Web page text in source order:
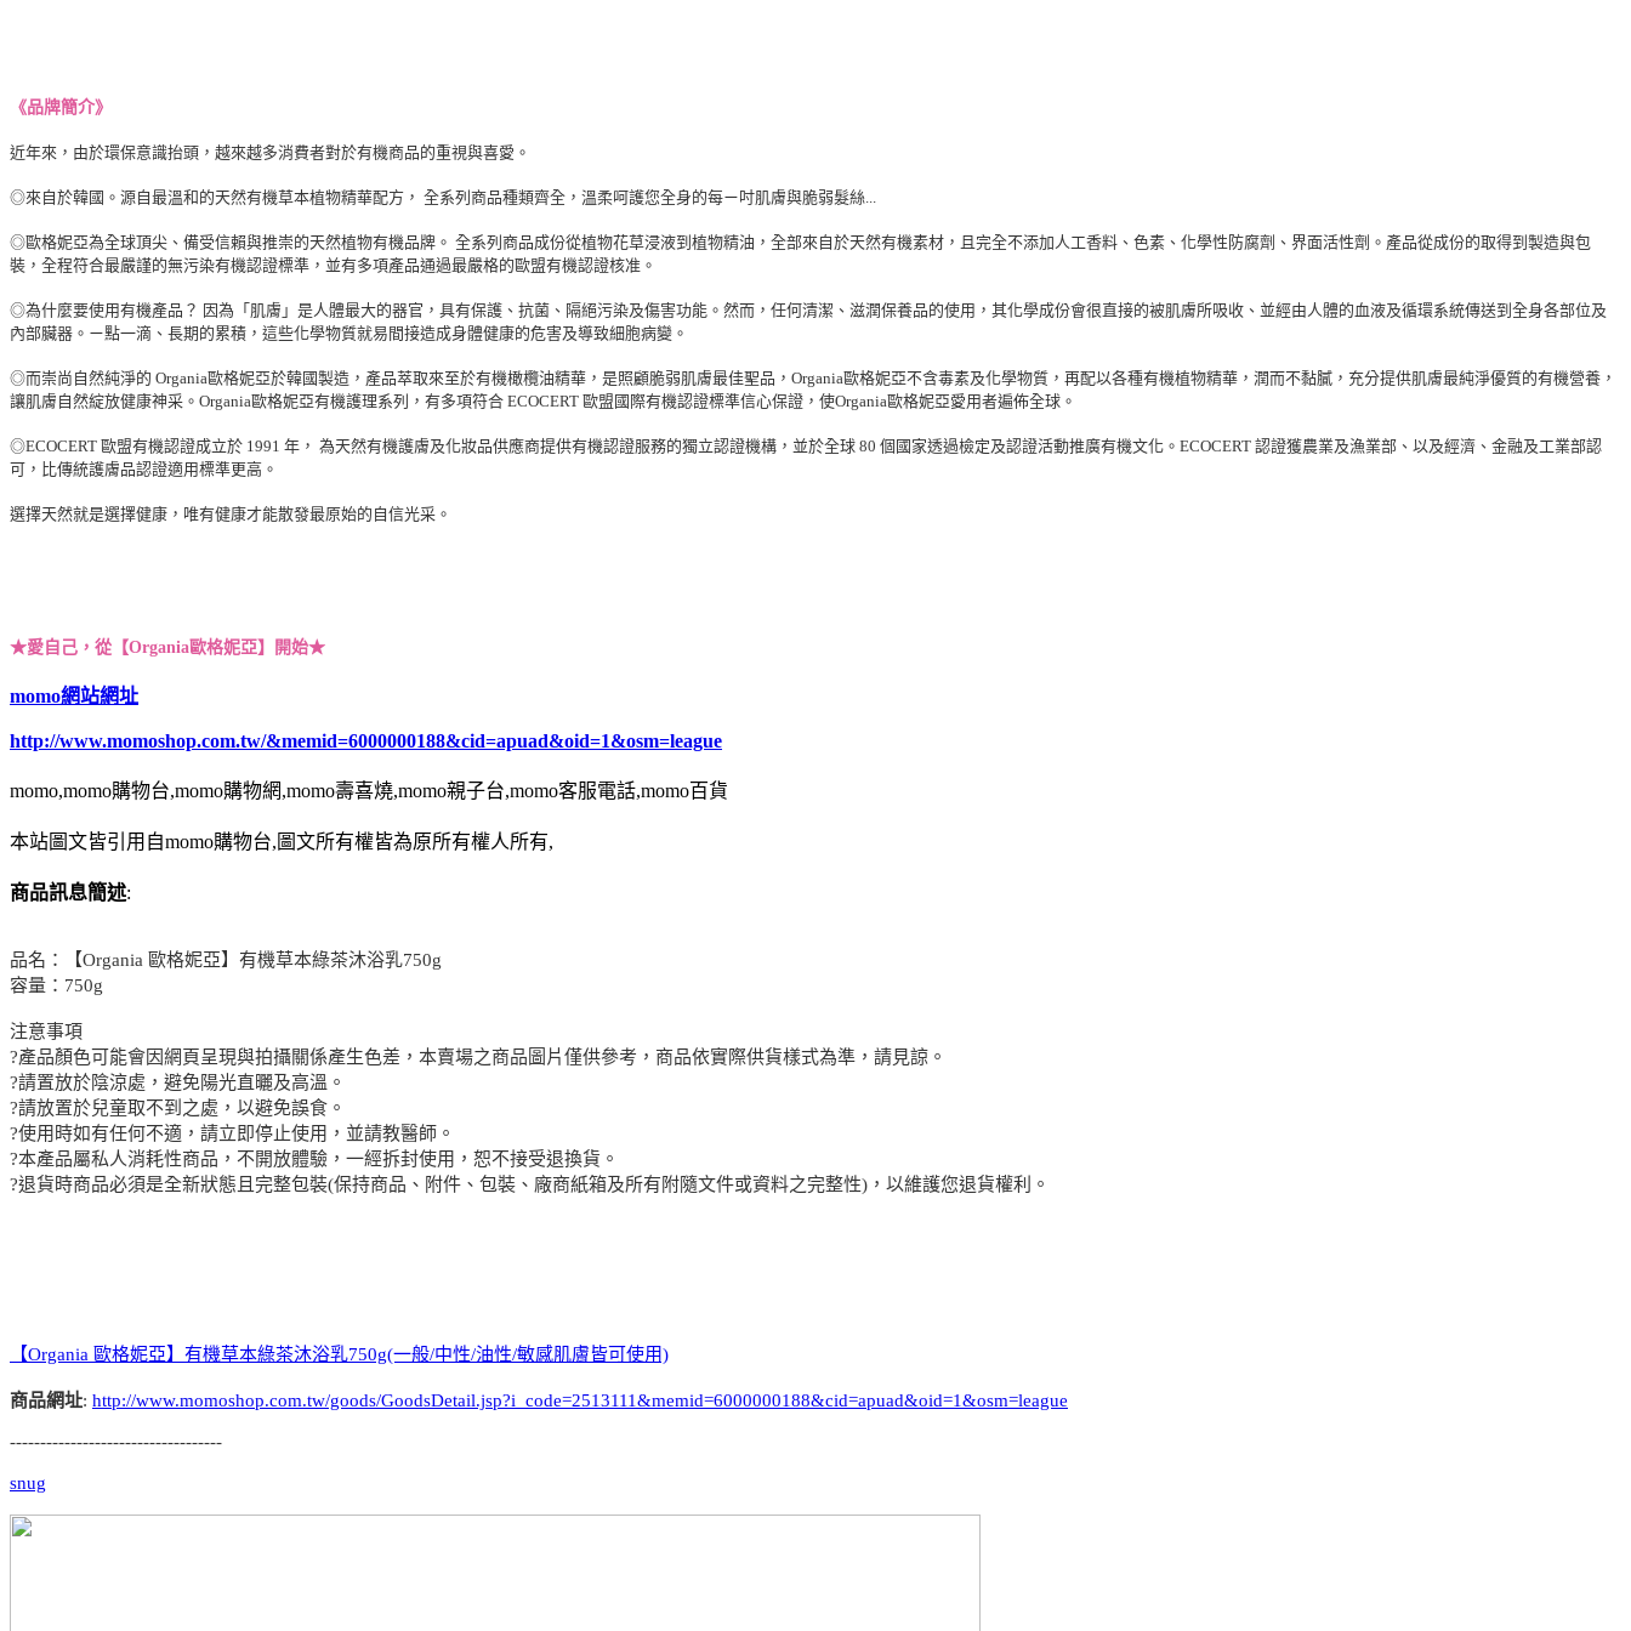
《品牌簡介》
近年來，由於環保意識抬頭，越來越多消費者對於有機商品的重視與喜愛。
◎來自於韓國。源自最溫和的天然有機草本植物精華配方， 全系列商品種類齊全，溫柔呵護您全身的每ㄧ吋肌膚與脆弱髮絲...
◎歐格妮亞為全球頂尖、備受信賴與推崇的天然植物有機品牌。 全系列商品成份從植物花草浸液到植物精油，全部來自於天然有機素材，且完全不添加人工香料、色素、化學性防腐劑、界面活性劑。產品從成份的取得到製造與包
裝，全程符合最嚴謹的無污染有機認證標準，並有多項產品通過最嚴格的歐盟有機認證核准。
◎為什麼要使用有機產品？ 因為「肌膚」是人體最大的器官，具有保護、抗菌、隔絕污染及傷害功能。然而，任何清潔、滋潤保養品的使用，其化學成份會很直接的被肌膚所吸收、並經由人體的血液及循環系統傳送到全身各部位及
內部臟器。ㄧ點一滴、長期的累積，這些化學物質就易間接造成身體健康的危害及導致細胞病變。
◎而崇尚自然純淨的 Organia歐格妮亞於韓國製造，產品萃取來至於有機橄欖油精華，是照顧脆弱肌膚最佳聖品，Organia歐格妮亞不含毒素及化學物質，再配以各種有機植物精華，潤而不黏膩，充分提供肌膚最純淨優質的有機營養，
讓肌膚自然綻放健康神采。Organia歐格妮亞有機護理系列，有多項符合 ECOCERT 歐盟國際有機認證標準信心保證，使Organia歐格妮亞愛用者遍佈全球。
◎ECOCERT 歐盟有機認證成立於 1991 年， 為天然有機護膚及化妝品供應商提供有機認證服務的獨立認證機構，並於全球 80 個國家透過檢定及認證活動推廣有機文化。ECOCERT 認證獲農業及漁業部、以及經濟、金融及工業部認
可，比傳統護膚品認證適用標準更高。
選擇天然就是選擇健康，唯有健康才能散發最原始的自信光采。
★愛自己，從【Organia歐格妮亞】開始★
momo網站網址
http://www.momoshop.com.tw/&memid=6000000188&cid=apuad&oid=1&osm=league
momo,momo購物台,momo購物網,momo壽喜燒,momo親子台,momo客服電話,momo百貨
本站圖文皆引用自momo購物台,圖文所有權皆為原所有權人所有,
商品訊息簡述:
品名：【Organia 歐格妮亞】有機草本綠茶沐浴乳750g
容量：750g
注意事項
?產品顏色可能會因網頁呈現與拍攝關係產生色差，本賣場之商品圖片僅供參考，商品依實際供貨樣式為準，請見諒。
?請置放於陰涼處，避免陽光直曬及高溫。
?請放置於兒童取不到之處，以避免誤食。
?使用時如有任何不適，請立即停止使用，並請教醫師。
?本產品屬私人消耗性商品，不開放體驗，一經拆封使用，恕不接受退換貨。
?退貨時商品必須是全新狀態且完整包裝(保持商品、附件、包裝、廠商紙箱及所有附隨文件或資料之完整性)，以維護您退貨權利。
【Organia 歐格妮亞】有機草本綠茶沐浴乳750g(一般/中性/油性/敏感肌膚皆可使用)
商品網址: http://www.momoshop.com.tw/goods/GoodsDetail.jsp?i_code=2513111&memid=6000000188&cid=apuad&oid=1&osm=league
-----------------------------------
snug